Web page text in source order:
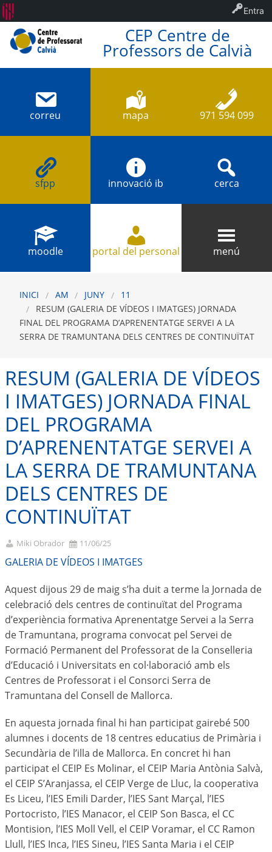
CEP Centre de
Professors de Calvià
correu mapa 971 594 099
sfpp innovació ib cerca
moodle portal del personal menú
INICI AM JUNY
11
RESUM (GALERIA DE VÍDEOS I IMATGES) JORNADA
FINAL DEL PROGRAMA D’APRENENTATGE SERVEI A LA
SERRA DE TRAMUNTANA DELS CENTRES DE CONTINUÏTAT
RESUM (GALERIA DE VÍDEOS
I IMATGES) JORNADA FINAL
DEL PROGRAMA
D’APRENENTATGE SERVEI A
LA SERRA DE TRAMUNTANA
DELS CENTRES DE
CONTINUÏTAT
Miki Obrador 11/06/25
GALERIA DE VÍDEOS I IMATGES
Aquest dijous 29 de maig s’ha duit a terme la Jornada de
celebració dels centres de continuïtat del Programa
d’experiència formativa Aprenentatge Servei a la Serra
de Tramuntana, programa convocat pel Servei de
Formació Permanent del Professorat de la Conselleria
d’Educació i Universitats en col·laboració amb els
Centres de Professorat i el Consorci Serra de
Tramuntana del Consell de Mallorca.
En aquesta jornada final hi han participat gairebé 500
alumnes i docents de 18 centres educatius de Primària i
Secundària de l’illa de Mallorca. En concret hi han
participat el CEIP Es Molinar, el CEIP Maria Antònia Salvà,
el CEIP S’Aranjassa, el CEIP Verge de Lluc, la cooperativa
Es Liceu, l’IES Emili Darder, l’IES Sant Marçal, l’IES
Portocristo, l’IES Manacor, el CEIP Son Basca, el CC
Montision, l’IES Moll Vell, el CEIP Voramar, el CC Ramon
Llull, l’IES Inca, l’IES Sineu, l’IES Santa Maria i el CEIP
Entra